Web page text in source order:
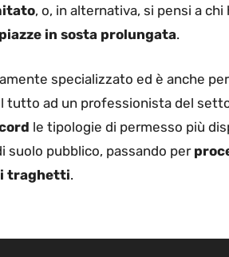
, o, in alternativa, si pensi a chi
in sosta prolungata.
specializzato ed è anche
tutto ad un professionista del
le tipologie di permesso più
suolo pubblico, passando per
traghetti.